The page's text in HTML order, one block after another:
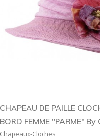
CHAPEAU DE PAILLE
BORD FEMME "PARME" By
Chapeaux-Cloches